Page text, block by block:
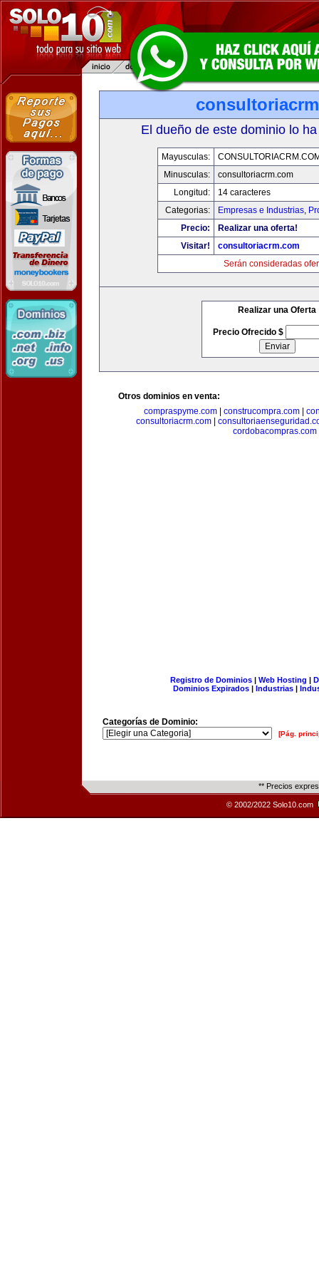
El dueño de este dominio lo
Mayusculas:
Minusculas:
consultoriacrm.com
Longitud:
14 caracteres
Categorias:
Empresas e Industrias,
Precio:
Realizar una oferta!
Visitar!
consultoriacrm.com
Serán consideradas
Realizar una Oferta
Precio Ofrecido $
Otros dominios en venta:
compraspyme.com
construcompra.com
consultoriacrm.com|
cordobacompras.com
Registro de Dominios| Web Hosting |
Dominios Expirados | Industrias |
Categorías de Dominio:
[Pág.
** Precios
© 2002/2022 Solo10.com